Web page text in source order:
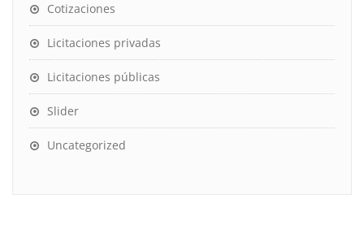
Cotizaciones
Licitaciones privadas
Licitaciones públicas
Slider
Uncategorized